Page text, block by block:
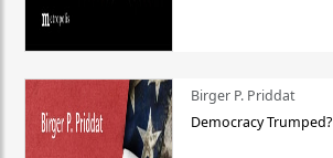
Birger P. Priddat
Democracy Trumped?